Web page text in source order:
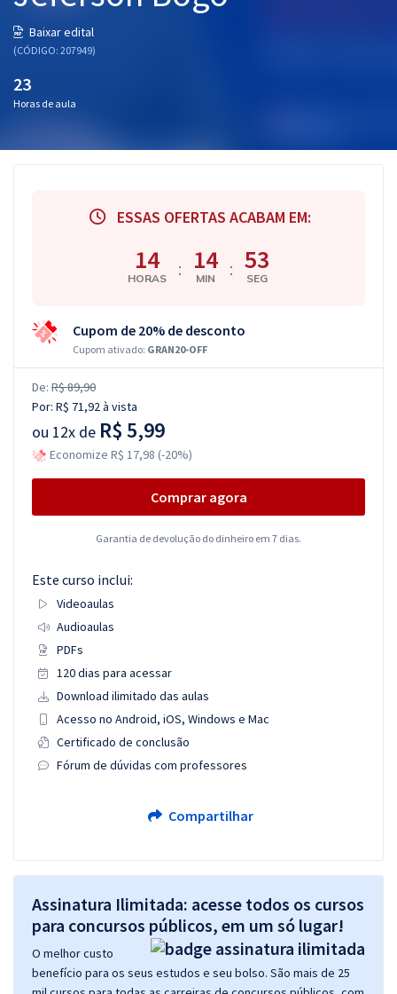
Questões grátis
Blog
Baixar edital
(CÓDIGO: 207949)
23
Horas de aula
ESSAS OFERTAS ACABAM EM:
14
HORAS : 14
MIN : 52
SEG
Cupom de 20% de desconto
Cupom ativado: GRAN20-OFF
De: R$ 89,90
Por: R$ 71,92à vista
ou 12x de R$ 5,99
Economize R$ 17,98 (-20%)
Comprar agora
Garantia de devolução do dinheiro em 7 dias.
Este curso inclui:
Videoaulas
Audioaulas
PDFs
120 dias para acessar
Download ilimitado das aulas
Acesso no Android, iOS, Windows e Mac
Certificado de conclusão
Fórum de dúvidas com professores
Compartilhar
Assinatura Ilimitada: acesse todos os cursos
para concursos públicos, em um só lugar!
O melhor custo
benefício para os seus estudos e seu bolso. São mais de 25